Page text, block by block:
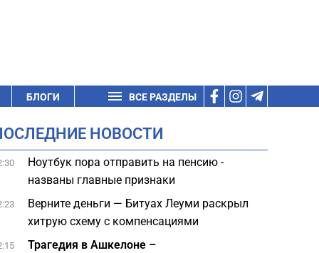
БЛОГИ ВСЕ РАЗДЕЛЫ
НОВОСТИ
Ноутбук пора отправить на пенсию -
названы главные признаки
Верните деньги — Битуах Леуми раскрыл
хитрую схему с компенсациями
Трагедия в Ашкелоне –